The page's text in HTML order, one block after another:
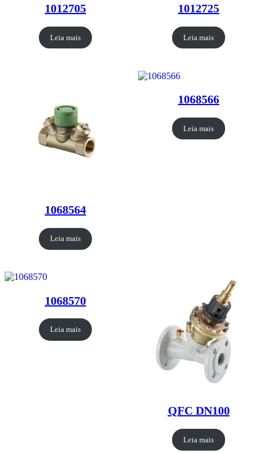
1012705
Leia mais
1012725
Leia mais
1068564
Leia mais
1068566
Leia mais
1068570
Leia mais
QFC DN100
Leia mais